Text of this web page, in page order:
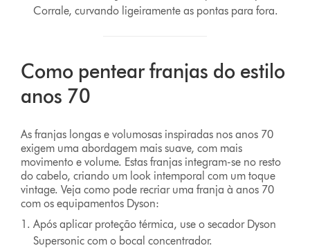
Corrale, curvando ligeiramente as pontas para fora.
Como pentear franjas do estilo
anos 70
As franjas longas e volumosas inspiradas nos anos 70
exigem uma abordagem mais suave, com mais
movimento e volume. Estas franjas integram-se no resto
do cabelo, criando um look intemporal com um toque
vintage. Veja como pode recriar uma franja à anos 70
com os equipamentos Dyson:
Após aplicar proteção térmica, use o secador Dyson
Supersonic com o bocal concentrador.